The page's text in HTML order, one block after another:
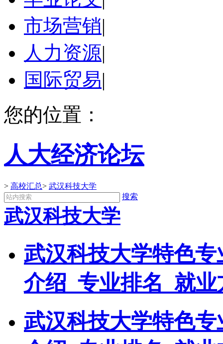
市场营销|
人力资源|
国际贸易|
您的位置：
人大经济论坛
> 高校汇总> 武汉科技大学
搜索
武汉科技大学
武汉科技大学特色
介绍_专业排名_就业
武汉科技大学特色